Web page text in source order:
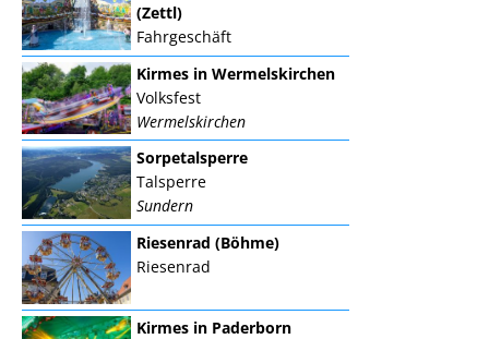
(Zettl)
Fahrgeschäft
Kirmes in Wermelskirchen
Volksfest
Wermelskirchen
Sorpetalsperre
Talsperre
Sundern
Riesenrad (Böhme)
Riesenrad
Kirmes in Paderborn